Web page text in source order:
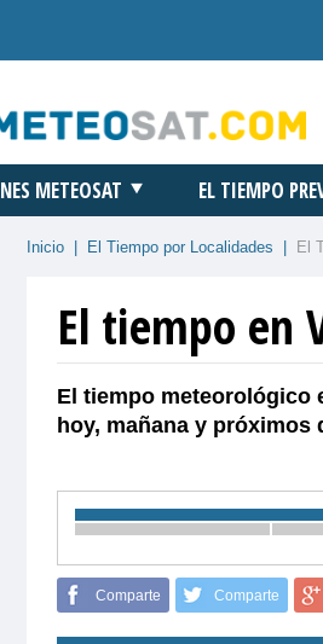
METEOSAT EL TIEMPO
Inicio El Tiempo por Localidades El
El tiempo en
El tiempo meteorológico
hoy, mañana y próximos
Comparte Comparte